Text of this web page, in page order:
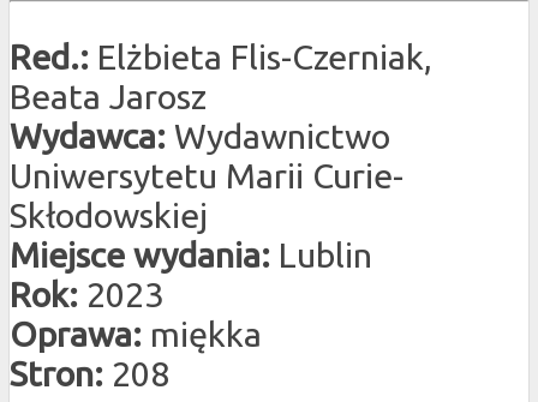
Red.: Elżbieta Flis-Czerniak,
Beata Jarosz
Wydawca: Wydawnictwo
Uniwersytetu Marii Curie-
Skłodowskiej
Miejsce wydania: Lublin
Rok: 2023
Oprawa: miękka
Stron: 208